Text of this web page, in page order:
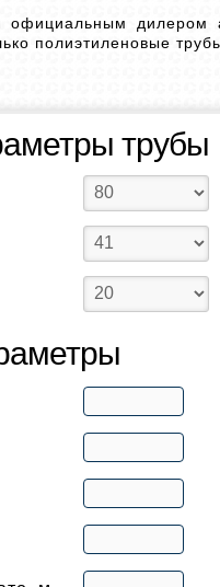
официальным дилером
полиэтиленовые
трубы